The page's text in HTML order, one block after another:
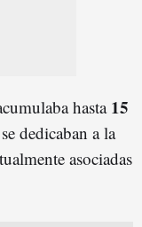
hasta 15
dedicaban a la
asociadas